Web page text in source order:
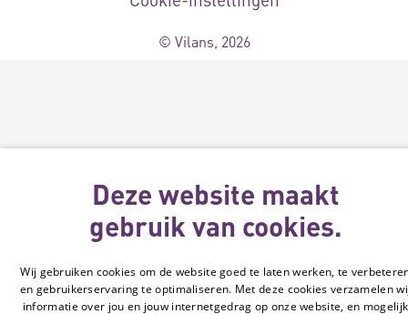
© Vilans, 2026
Deze website maakt
gebruik van cookies.
Wij gebruiken cookies om de website goed te laten werken, te
en gebruikerservaring te optimaliseren. Met deze cookies verzamelen
informatie over jou en jouw internetgedrag op onze website, en mogelijk